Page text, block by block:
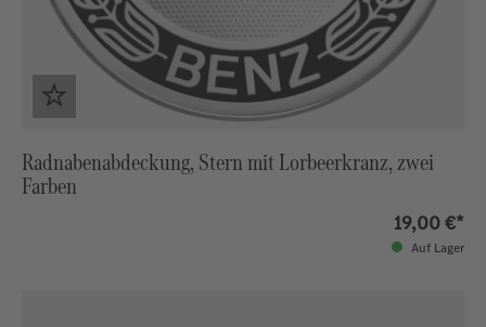
Radnabenabdeckung, Stern mit Lorbeerkranz, zwei
Farben
19,00 €*
Auf Lager